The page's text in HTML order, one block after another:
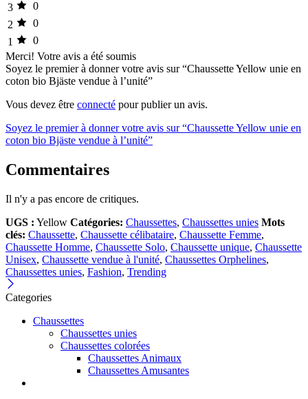
3
0
2
0
1
0
Merci! Votre avis a été soumis
Soyez le premier à donner votre avis sur “Chaussette Yellow unie en
coton bio Bjäste vendue à l’unité”
Vous devez être connecté pour publier un avis.
Soyez le premier à donner votre avis sur “Chaussette Yellow unie en
coton bio Bjäste vendue à l’unité”
Commentaires
Il n'y a pas encore de critiques.
UGS : Yellow Catégories: Chaussettes, Chaussettes unies Mots
clés: Chaussette, Chaussette célibataire, Chaussette Femme,
Chaussette Homme, Chaussette Solo, Chaussette unique, Chaussette
Unisex, Chaussette vendue à l'unité, Chaussettes Orphelines,
Chaussettes unies, Fashion, Trending
Categories
Chaussettes
Chaussettes unies
Chaussettes colorées
Chaussettes Animaux
Chaussettes Amusantes